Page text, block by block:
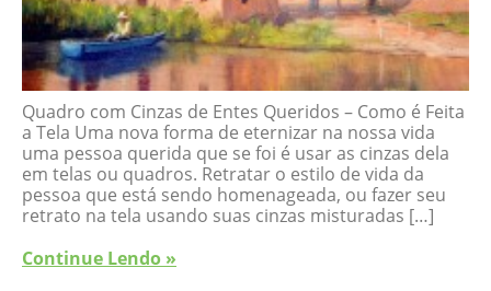
Quadro com Cinzas de Entes Queridos – Como é Feita
a Tela Uma nova forma de eternizar na nossa vida
uma pessoa querida que se foi é usar as cinzas dela
em telas ou quadros. Retratar o estilo de vida da
pessoa que está sendo homenageada, ou fazer seu
retrato na tela usando suas cinzas misturadas […]
Continue Lendo »